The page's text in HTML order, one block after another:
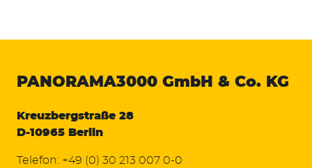
PANORAMA3000 GmbH & Co. KG
Kreuzbergstraße 28
D-10965 Berlin
Telefon: +49 (0) 30 213 007 0-0